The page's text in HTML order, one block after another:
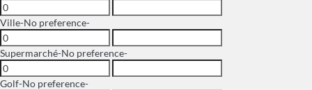
Ville-No preference-
Supermarché-No preference-
Golf-No preference-